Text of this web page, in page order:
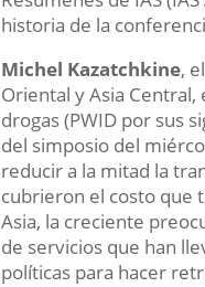
historia de la
Michel Kazatchkine,
Oriental y Asia
drogas (PWID por sus
del simposio del
reducir a la mitad la
cubrieron el costo que
Asia, la creciente
de servicios que han
políticas para hacer